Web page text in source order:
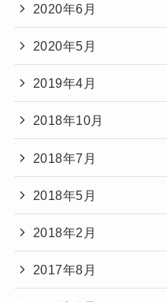
2020年6月
2020年5月
2019年4月
2018年10月
2018年7月
2018年5月
2018年2月
2017年8月